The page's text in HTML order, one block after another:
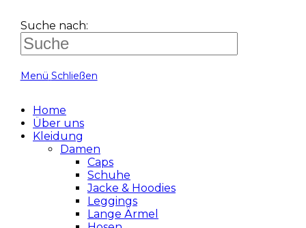
Suche nach:
Menü Schließen
Home
Über uns
Kleidung
Damen
Caps
Schuhe
Jacke & Hoodies
Leggings
Lange Ärmel